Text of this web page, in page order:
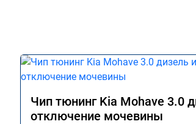
Чип тюнинг Kia Mohave 3.0
отключение мочевины